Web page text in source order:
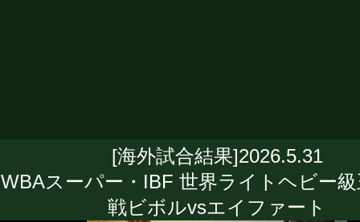
[海外試合結果]2026.5.31
WBAスーパー・IBF 世界ライトヘビー
戦ビボルvsエイファート